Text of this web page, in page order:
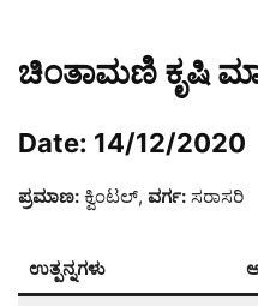
ಚಿಂತಾಮಣಿ ಕೃಷಿ
Date: 14/12/2020
ಪ್ರಮಾಣ: ಕ್ವಿಂಟಲ್, ವರ್ಗ: ಸರಾಸರಿ
ಉತ್ಪನ್ನಗಳು